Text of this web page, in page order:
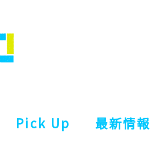
Pick Up 最新情報